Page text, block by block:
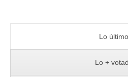
Lo último
Lo +